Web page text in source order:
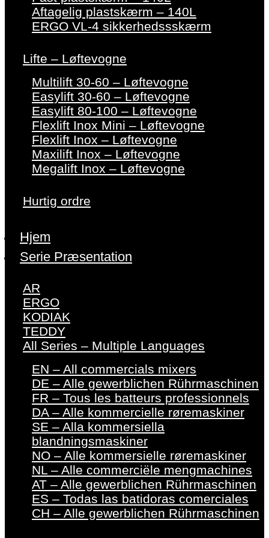
Aftagelig plastskærm – 140L
ERGO VL-4 sikkerhedssskærm
Lifte – Løftevogne
Multilift 30-60 – Løftevogne
Easylift 30-60 – Løftevogne
Easylift 80-100 – Løftevogne
Flexlift Inox Mini – Løftevogne
Flexlift Inox – Løftevogne
Maxilift Inox – Løftevogne
Megalift Inox – Løftevogne
Hurtig ordre
Hjem
Serie Præsentation
AR
ERGO
KODIAK
TEDDY
All Series – Multiple Languages
EN – All commercials mixers
DE – Alle gewerblichen Rührmaschinen
FR – Tous les batteurs professionnels
DA – Alle kommercielle røremaskiner
SE – Alla kommersiella
blandningsmaskiner
NO – Alle kommersielle røremaskiner
NL – Alle commerciële mengmachines
AT – Alle gewerblichen Rührmaschinen
ES – Todas las batidoras comerciales
CH – Alle gewerblichen Rührmaschinen